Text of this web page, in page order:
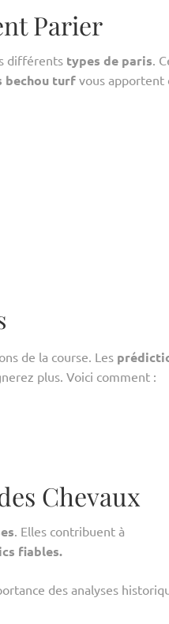
Parier
différents types de paris.
bechou turf vous apportent
de la course. Les
plus. Voici comment :
Chevaux
. Elles contribuent à
fiables.
des analyses